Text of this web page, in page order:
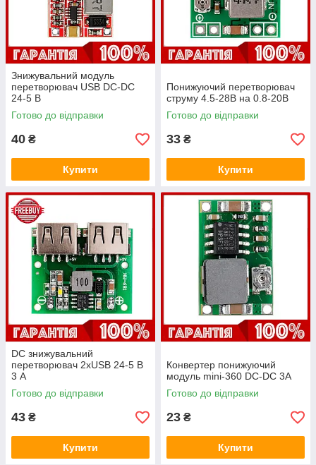
Знижувальний модуль
перетворювач USB DC-DC
24-5 В
Готово до відправки
40 ₴
Купити
Понижуючий перетворювач
струму 4.5-28В на 0.8-20В
Готово до відправки
33 ₴
Купити
DC знижувальний
перетворювач 2xUSB 24-5 В
3 A
Готово до відправки
43 ₴
Купити
Конвертер понижуючий
модуль mini-360 DC-DC 3A
Готово до відправки
23 ₴
Купити